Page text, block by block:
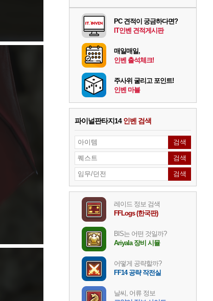
PC 견적이 궁금하다면?
IT인벤 견적게시판
매일매일,
인벤 출석체크!
주사위 굴리고 포인트!
인벤 마블
파이널판타지14인벤 검색
레이드 정보 검색
FFLogs (한국판)
BIS는 어떤 것일까?
Ariyala 장비 시뮬
어떻게 공략할까?
FF14 공략 작전실
날씨, 어류 정보